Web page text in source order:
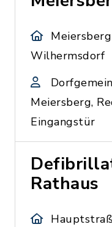
Wilhermsdorf
Meiersberg,
Eingangstür
Rathaus